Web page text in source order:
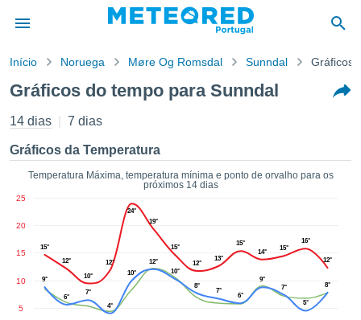
da
foi
por
para
que as
a este
opções:
e
Início Noruega Møre Og Romsdal Sunndal Gráficos
Gráficos do tempo para Sunndal
14 dias 7 dias
Gráficos da Temperatura
Temperatura Máxima, temperatura mínima e ponto de orvalho para os
próximos 14 dias
5
10
15
20
25
15°
12°
10°
12°
24°
19°
15°
12°
13°
15°
14°
15°
16°
12°
9°
6°
7°
4°
10°
12°
10°
8°
7°
6°
9°
7°
5°
8°